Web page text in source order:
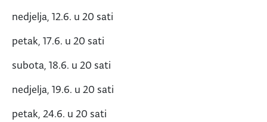
nedjelja, 12.6. u 20 sati
petak, 17.6. u 20 sati
subota, 18.6. u 20 sati
nedjelja, 19.6. u 20 sati
petak, 24.6. u 20 sati